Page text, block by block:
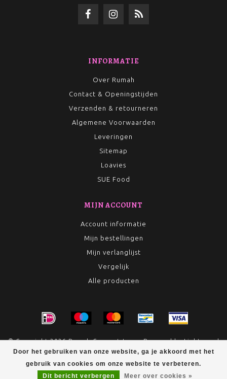
Door het gebruiken van onze website, ga je akkoord met het
gebruik van cookies om onze website te verbeteren.
Dit bericht verbergen
Meer over cookies »
INFORMATIE
Over Rumah
Contact & Openingstijden
Verzenden & retourneren
Algemene Voorwaarden
Leveringen
Sitemap
Loavies
SUE Food
MIJN ACCOUNT
Account informatie
Mijn bestellingen
Mijn verlanglijst
Vergelijk
Alle producten
© Copyright 2026 Rumah Conceptstore - Powered byLightspeed
- Theme by Dyvelopment